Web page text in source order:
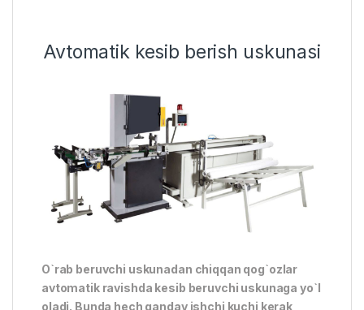
Avtomatik kesib berish uskunasi
O`rab beruvchi uskunadan chiqqan qog`ozlar
avtomatik ravishda kesib beruvchi uskunaga yo`l
oladi. Bunda hech qanday ishchi kuchi kerak